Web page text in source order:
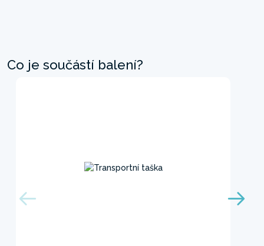
Co je součástí balení?